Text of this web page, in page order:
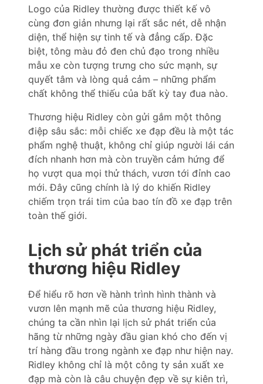
Logo của Ridley thường được thiết kế vô
cùng đơn giản nhưng lại rất sắc nét, dễ nhận
diện, thể hiện sự tinh tế và đẳng cấp. Đặc
biệt, tông màu đỏ đen chủ đạo trong nhiều
mẫu xe còn tượng trưng cho sức mạnh, sự
quyết tâm và lòng quả cảm – những phẩm
chất không thể thiếu của bất kỳ tay đua nào.
Thương hiệu Ridley còn gửi gắm một thông
điệp sâu sắc: mỗi chiếc xe đạp đều là một tác
phẩm nghệ thuật, không chỉ giúp người lái cán
đích nhanh hơn mà còn truyền cảm hứng để
họ vượt qua mọi thử thách, vươn tới đỉnh cao
mới. Đây cũng chính là lý do khiến Ridley
chiếm trọn trái tim của bao tín đồ xe đạp trên
toàn thế giới.
Lịch sử phát triển của
thương hiệu Ridley
Để hiểu rõ hơn về hành trình hình thành và
vươn lên mạnh mẽ của thương hiệu Ridley,
chúng ta cần nhìn lại lịch sử phát triển của
hãng từ những ngày đầu gian khó cho đến vị
trí hàng đầu trong ngành xe đạp như hiện nay.
Ridley không chỉ là một công ty sản xuất xe
đạp mà còn là câu chuyện đẹp về sự kiên trì,